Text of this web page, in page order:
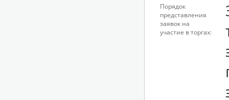
Порядок
представления
заявок на
участие в торгах: